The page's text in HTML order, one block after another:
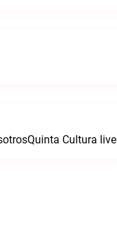
Cultura live